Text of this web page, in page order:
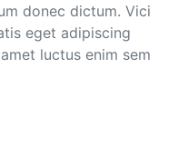
donec dictum. Vici
eget adipiscing
luctus enim sem